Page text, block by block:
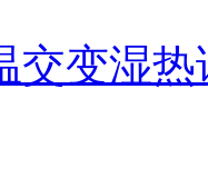
交变湿